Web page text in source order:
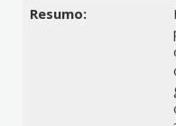
Resumo: